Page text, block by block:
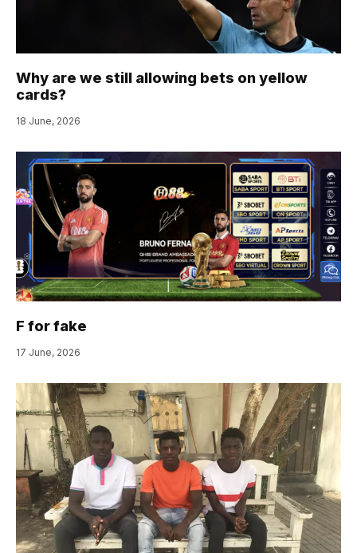
Why are we still allowing bets on yellow
cards?
18 June, 2026
F for fake
17 June, 2026